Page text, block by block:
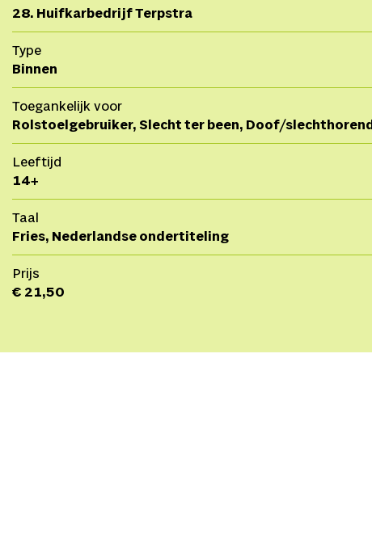
28. Huifkarbedrijf Terpstra
Type
Binnen
Toegankelijk voor
Rolstoelgebruiker, Slecht ter been, Doof/slechthorend
Leeftijd
14+
Taal
Fries, Nederlandse ondertiteling
Prijs
€ 21,50